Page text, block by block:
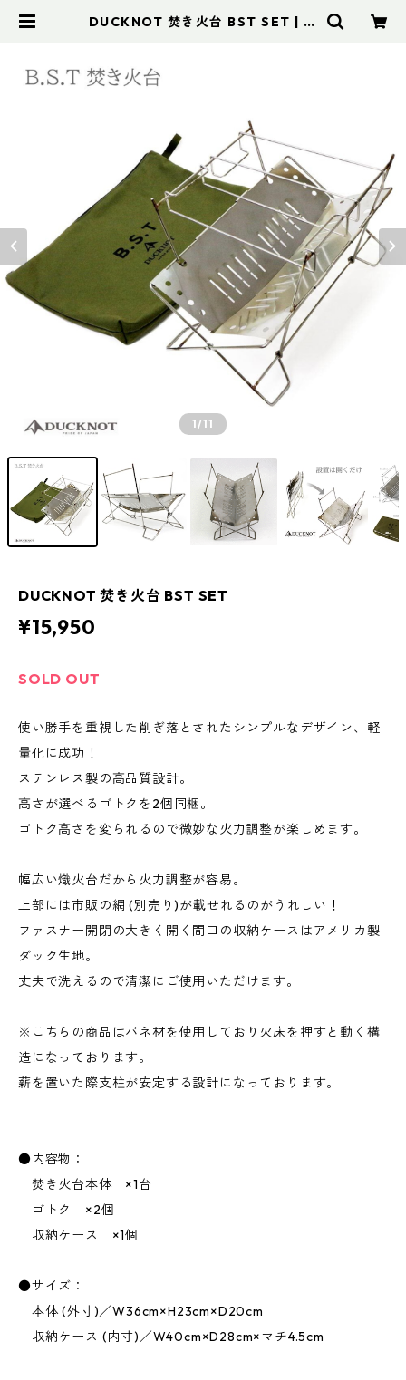
DUCKNOT 焚き火台 BST SET | ア
1/11
DUCKNOT 焚き火台 BST SET
¥15,950
SOLD OUT
使い勝手を重視した削ぎ落とされたシンプルなデザイン、軽
量化に成功！
ステンレス製の高品質設計。
高さが選べるゴトクを2個同梱。
ゴトク高さを変られるので微妙な火力調整が楽しめます。
幅広い熾火台だから火力調整が容易。
上部には市販の網 (別売り)が載せれるのがうれしい！
ファスナー開閉の大きく開く間口の収納ケースはアメリカ製
ダック生地。
丈夫で洗えるので清潔にご使用いただけます。
※こちらの商品はバネ材を使用しており火床を押すと動く構
造になっております。
薪を置いた際支柱が安定する設計になっております。
●内容物：
焚き火台本体 ×1台
ゴトク ×2個
収納ケース ×1個
●サイズ：
本体 (外寸)／W36cm×H23cm×D20cm
収納ケース (内寸)／W40cm×D28cm×マチ4.5cm